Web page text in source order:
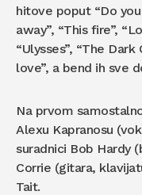
hitove poput “Do
away”, “This fire”,
“Ulysses”, “The
love”, a bend ih sve
Na prvom
Alexu Kapranosu
suradnici Bob Hardy
Corrie (gitara,
Tait.